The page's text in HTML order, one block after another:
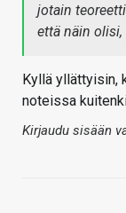
jotain
että näin
Kyllä yllättyisin,
noteissa
Kirjaudu sisään